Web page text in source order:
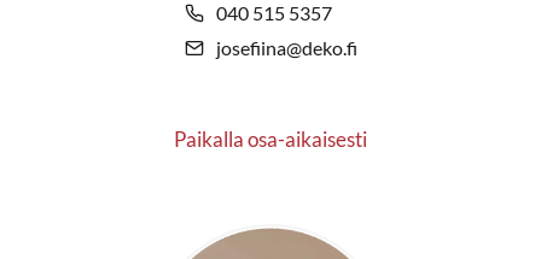
040 515 5357
josefiina@deko.fi
Paikalla osa-aikaisesti